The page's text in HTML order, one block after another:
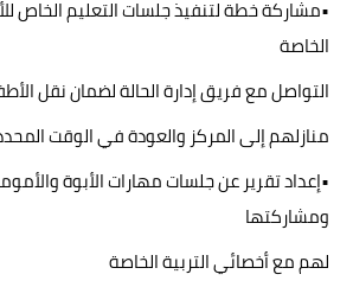
•مشاركة خطة لتنفيذ جلسات التعليم الخاص
الخاصة
التواصل مع فريق إدارة الحالة لضمان نقل
منازلهم إلى المركز والعودة في الوقت
•إعداد تقرير عن جلسات مهارات الأبوة
ومشاركتها
لهم مع أخصائي التربية الخاصة